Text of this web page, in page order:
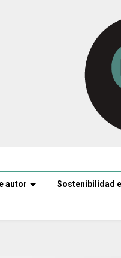
autor Sostenibilidad